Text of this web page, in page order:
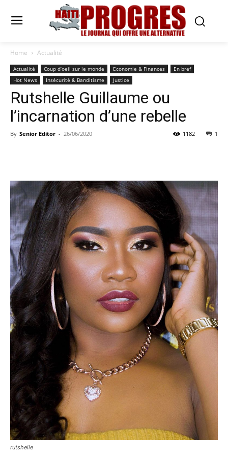
Home Actualité
Actualité Coup d’oeil sur le monde Economie & Finances
En bref
Hot News
Insécurité & Banditisme Justice
Rutshelle Guillaume ou
l’incarnation d’une rebelle
By Senior Editor - 26/06/2020 1
1182
rutshelle